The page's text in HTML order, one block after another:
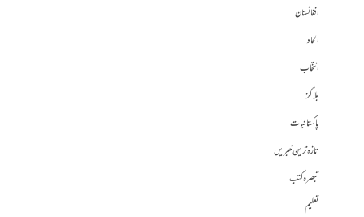
افغانستان
الحاد
انتخاب
بلاگز
پاکستانیات
تازہ ترین خبریں
تبصرہ کتب
تعلیم